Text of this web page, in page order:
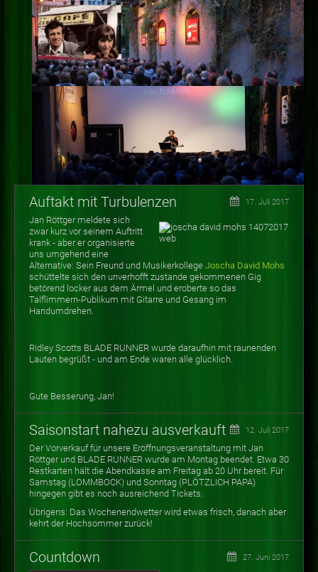
Auftakt mit Turbulenzen 17. Juli 2017
Jan Röttger meldete sich
zwar kurz vor seinem Auftritt
krank - aber er organisierte
uns umgehend eine
Alternative: Sein Freund und Musikerkollege Joscha David Mohs
schüttelte sich den unverhofft zustande gekommenen Gig
betörend locker aus dem Ärmel und eroberte so das
Talflimmern-Publikum mit Gitarre und Gesang im
Handumdrehen.
Ridley Scotts BLADE RUNNER wurde daraufhin mit raunenden
Lauten begrüßt - und am Ende waren alle glücklich.
Gute Besserung, Jan!
Saisonstart nahezu ausverkauft 12. Juli 2017
Der Vorverkauf für unsere Eröffnungsveranstaltung mit Jan
Röttger und BLADE RUNNER wurde am Montag beendet. Etwa 30
Restkarten hält die Abendkasse am Freitag ab 20 Uhr bereit. Für
Samstag (LOMMBOCK) und Sonntag (PLÖTZLICH PAPA)
hingegen gibt es noch ausreichend Tickets.
Übrigens: Das Wochenendwetter wird etwas frisch, danach aber
kehrt der Hochsommer zurück!
Countdown 27. Juni 2017